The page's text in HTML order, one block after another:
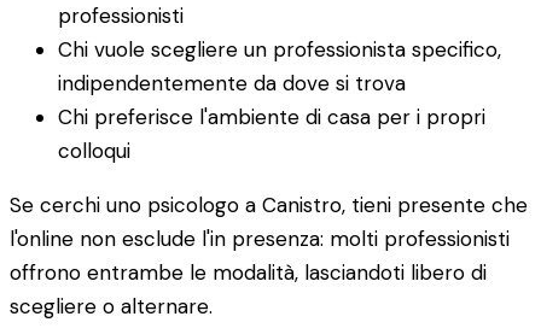
professionisti
Chi vuole scegliere un professionista specifico,
indipendentemente da dove si trova
Chi preferisce l'ambiente di casa per i propri
colloqui
Se cerchi uno psicologo a Canistro, tieni presente che
l'online non esclude l'in presenza: molti professionisti
offrono entrambe le modalità, lasciandoti libero di
scegliere o alternare.